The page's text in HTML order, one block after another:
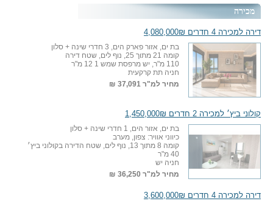
מכירה
דירה למכירה 4 חדרים 4,080,000₪
בת ים, אזור פארק הים, 3 חדרי שינה + סלון
קומה 21 מתוך 25, נוף לים, שטח דירה
110 מ"ר, יש מרפסת שמש 1 12 מ"ר
חניה תת קרקעית
מחיר למ"ר 37,091 ₪
קולוני ביץ׳ למכירה 2 חדרים 1,450,000₪
בת ים, אזור הים, 1 חדרי שינה + סלון
כיווני אוויר: צפון, מערב
קומה 8 מתוך 13, נוף לים, שטח הדירה בקולוני ביץ׳
40 מ"ר
חניה יש
מחיר למ"ר 36,250 ₪
דירה למכירה 4 חדרים 3,600,000₪